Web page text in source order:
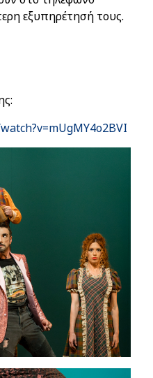
εξυπηρέτησή τους.